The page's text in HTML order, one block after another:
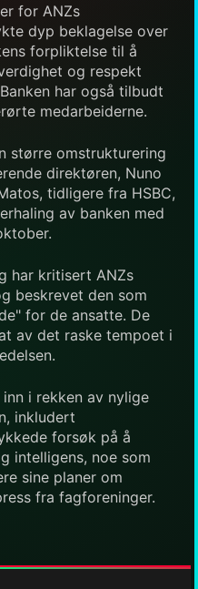
for ANZs
dyp beklagelse over
forpliktelse til å
og respekt
har også tilbudt
medarbeiderne.
større omstrukturering
direktøren, Nuno
tidligere fra HSBC,
av banken med
har kritisert ANZs
beskrevet den som
for de ansatte. De
av det raske tempoet i
i rekken av nylige
inkludert
forsøk på å
intelligens, noe som
sine planer om
fra fagforeninger.